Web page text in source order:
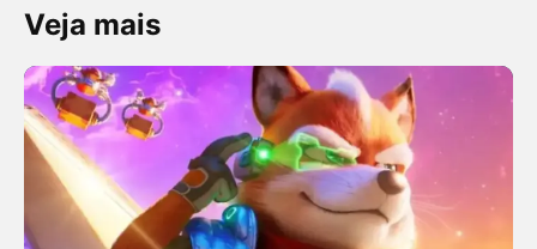
Veja mais